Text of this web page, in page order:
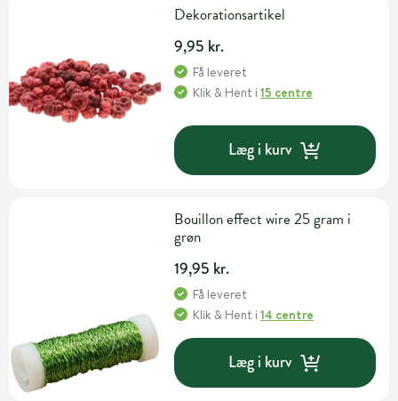
Dekorationsartikel
9,95 kr.
Få leveret
Klik & Hent i15 centre
Læg i kurv
Bouillon effect wire 25 gram i
grøn
19,95 kr.
Få leveret
Klik & Hent i14 centre
Læg i kurv